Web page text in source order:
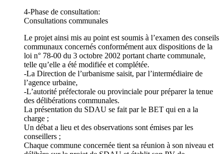
4-Phase de consultation:
Consultations communales
Le projet ainsi mis au point est soumis à l’examen des conseils
communaux concernés conformément aux dispositions de la
loi n° 78-00 du 3 octobre 2002 portant charte communale,
telle qu’elle a été modifiée et complétée.
-La Direction de l’urbanisme saisit, par l’intermédiaire de
l’agence urbaine,
-L’autorité préfectorale ou provinciale pour préparer la tenue
des délibérations communales.
La présentation du SDAU se fait par le BET qui en a la
charge ;
Un débat a lieu et des observations sont émises par les
conseillers ;
Chaque commune concernée tient sa réunion à son niveau et